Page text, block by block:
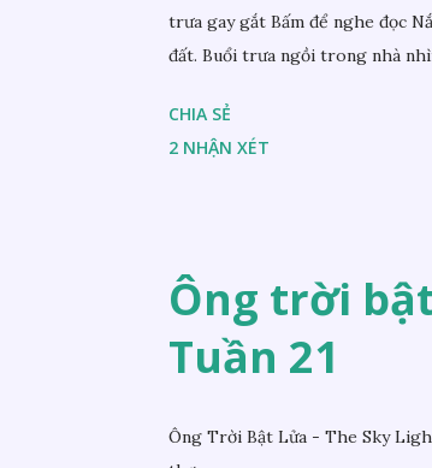
trưa gay gắt Bấm để nghe đọc
đất. Buổi trưa ngồi trong nhà
CHIA SẺ
2 NHẬN XÉT
Ông trời
Tuần 21
Ông Trời Bật Lửa - The Sky